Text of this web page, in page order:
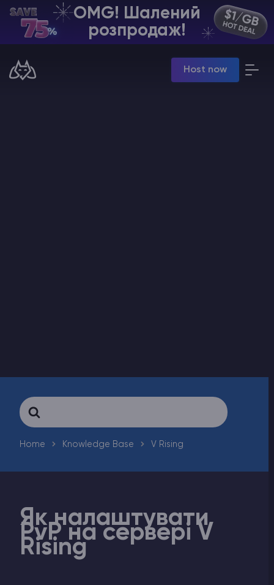
OMG! Шалений
розпродаж!
Host now
UA | USD
Manage your servers & payments
Search
For
Home Knowledge Base V Rising
Як налаштувати
PvP на сервері V
Rising